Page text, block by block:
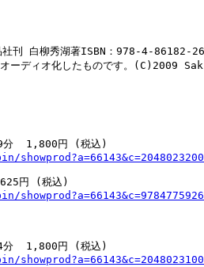
社刊 白柳秀湖著ISBN：978-4-86182-
ディオ化したものです。(C)2009
分  1,800円 (税込)
円 (税込)
分  1,800円 (税込)